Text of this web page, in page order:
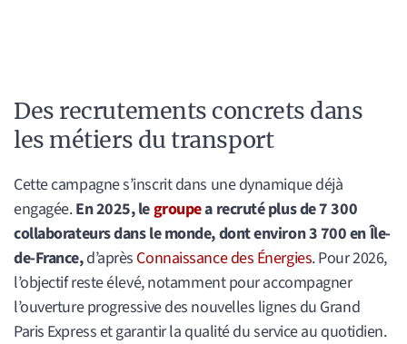
Des recrutements concrets dans
les métiers du transport
Cette campagne s’inscrit dans une dynamique déjà
engagée.En 2025, le groupea recruté plus de 7 300
collaborateurs dans le monde, dont environ 3 700 en Île-
de-France,d’après Connaissance des Énergies. Pour 2026,
l’objectif reste élevé, notamment pour accompagner
l’ouverture progressive des nouvelles lignes du Grand
Paris Express et garantir la qualité du service au quotidien.